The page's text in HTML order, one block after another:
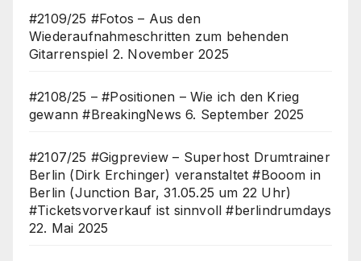
#2109/25 #Fotos – Aus den
Wiederaufnahmeschritten zum behenden
Gitarrenspiel 2. November 2025
#2108/25 – #Positionen – Wie ich den Krieg
gewann #BreakingNews 6. September 2025
#2107/25 #Gigpreview – Superhost Drumtrainer
Berlin (Dirk Erchinger) veranstaltet #Booom in
Berlin (Junction Bar, 31.05.25 um 22 Uhr)
#Ticketsvorverkauf ist sinnvoll #berlindrumdays
22. Mai 2025